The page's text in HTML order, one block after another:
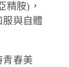
精胺)，
與自體
青春美